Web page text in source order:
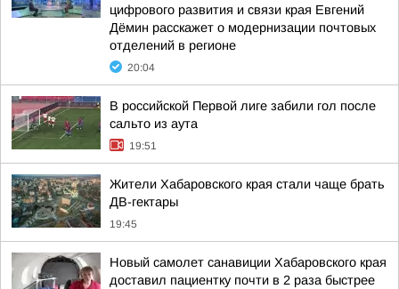
цифрового развития и связи края Евгений
Дёмин расскажет о модернизации почтовых
отделений в регионе
20:04
В российской Первой лиге забили гол после
сальто из аута
19:51
Жители Хабаровского края стали чаще брать
ДВ-гектары
19:45
Новый самолет санавиции Хабаровского края
доставил пациентку почти в 2 раза быстрее